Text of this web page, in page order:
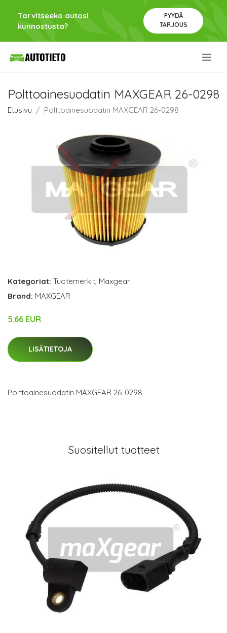
Tarvitseeko autosi
kunnostusta?
PYYDÄ
TARJOUS
Polttoainesuodatin MAXGEAR 26-0298
Etusivu Polttoainesuodatin MAXGEAR 26-0298
Kategoriat: Tuotemerkit, Maxgear
Brand: MAXGEAR
5.66 EUR
LISÄTIETOJA
Polttoainesuodatin MAXGEAR 26-0298
Suositellut tuotteet